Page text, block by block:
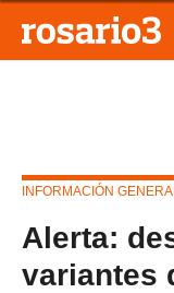
INFORMACIÓN
Alerta:
variantes